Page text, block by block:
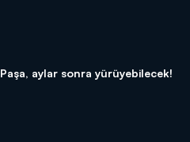
Paşa, aylar sonra yürüyebilecek!